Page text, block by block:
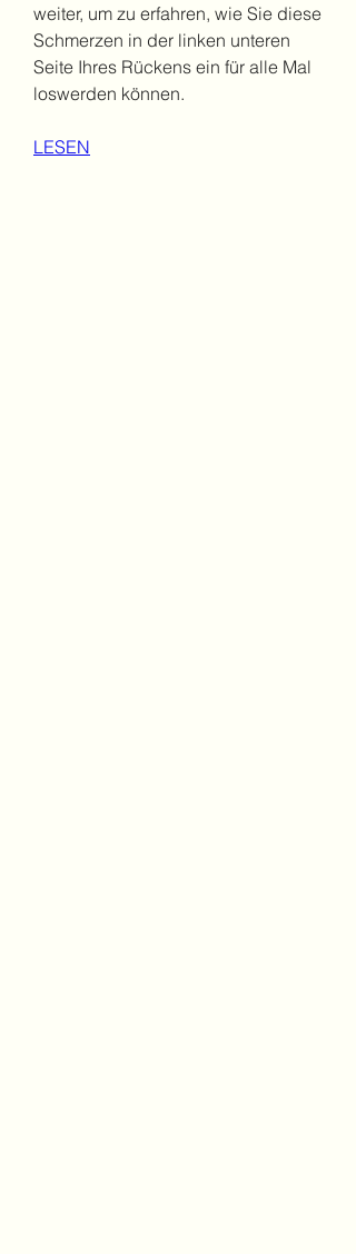
weiter, um zu erfahren, wie Sie diese
Schmerzen in der linken unteren
Seite Ihres Rückens ein für alle Mal
loswerden können.
LESEN